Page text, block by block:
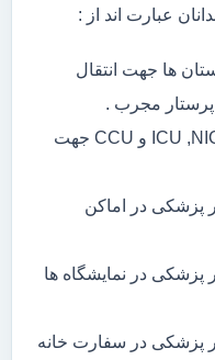
عبارت اند از :
ها جهت انتقال
مجرب .
اعزام آمبولانس های ICU ,NICU ,PICU و CCU جهت
پزشکی در اماکن
پزشکی در نمایشگاه ها
پزشکی در سفارت خانه